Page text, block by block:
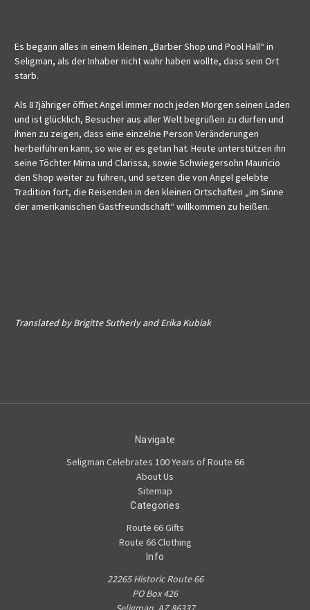
Es begann alles in einem kleinen „Barber Shop und Pool Hall“ in
Seligman, als der Inhaber nicht wahr haben wollte, dass sein Ort
starb.
Als 87jähriger öffnet Angel immer noch jeden Morgen seinen Laden
und ist glücklich, Besucher aus aller Welt begrüßen zu dürfen und
ihnen zu zeigen, dass eine einzelne Person Veränderungen
herbeiführen kann, so wie er es getan hat. Heute unterstützen ihn
seine Töchter Mirna und Clarissa, sowie Schwiegersohn Mauricio
den Shop weiter zu führen, und setzen die von Angel gelebte
Tradition fort, die Reisenden in den kleinen Ortschaften „im Sinne
der amerikanischen Gastfreundschaft“ willkommen zu heißen.
Translated by Brigitte Sutherly and Erika Kubiak
Navigate
Seligman Celebrates 100 Years of Route 66
About Us
Sitemap
Categories
Route 66 Gifts
Route 66 Clothing
Info
22265 Historic Route 66
PO Box 426